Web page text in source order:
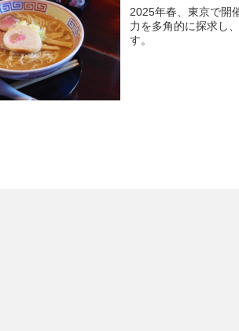
2025年春、東京で開
力を多角的に探求し
す。